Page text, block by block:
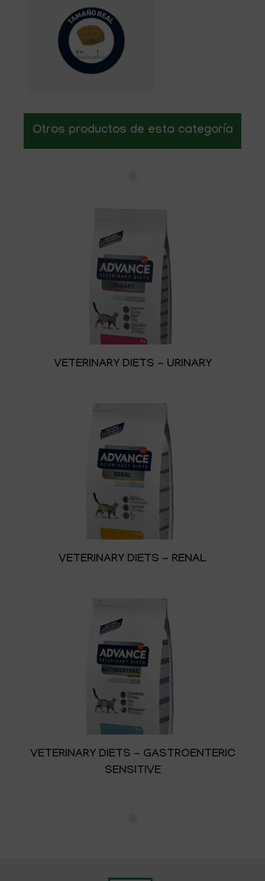
Otros productos de esta categoría
VETERINARY DIETS - URINARY
VETERINARY DIETS - RENAL
VETERINARY DIETS - GASTROENTERIC
SENSITIVE